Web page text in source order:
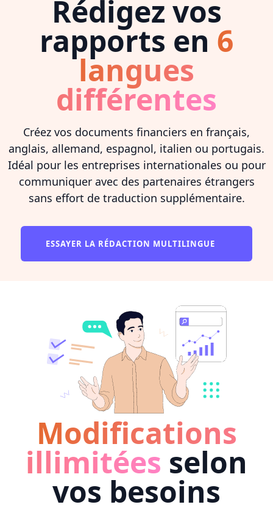
Rédigez vos
rapports en 6
langues
différentes
Créez vos documents financiers en français,
anglais, allemand, espagnol, italien ou portugais.
Idéal pour les entreprises internationales ou pour
communiquer avec des partenaires étrangers
sans effort de traduction supplémentaire.
ESSAYER LA RÉDACTION MULTILINGUE
Modifications
illimitées selon
vos besoins